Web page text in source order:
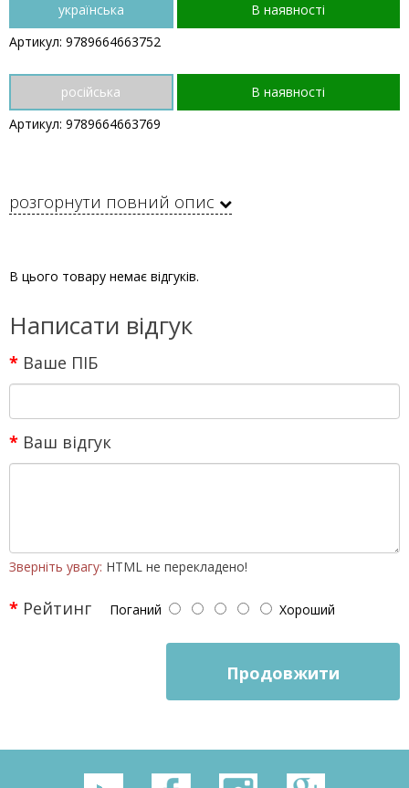
українська
В наявності
Артикул: 9789664663752
російська
В наявності
Артикул: 9789664663769
розгорнути повний опис
В цього товару немає відгуків.
Написати відгук
Ваше ПІБ
Ваш відгук
Зверніть увагу: HTML не перекладено!
Рейтинг Поганий Хороший
Продовжити